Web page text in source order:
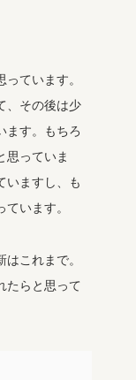
ています。
、その後は少
ます。もちろ
思っていま
いますし、も
います。
これまで。
たらと思って